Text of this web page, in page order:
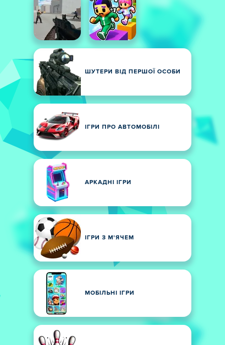
ШУТЕРИ ВІД ПЕРШОЇ ОСОБИ
ІГРИ ПРО АВТОМОБІЛІ
АРКАДНІ ІГРИ
ІГРИ З М'ЯЧЕМ
МОБІЛЬНІ ІГРИ